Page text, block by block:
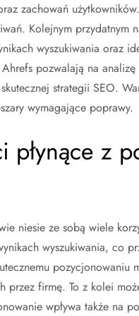
zachowań
Kolejnym przydatnym
wyszukiwania oraz
pozwalają na
strategii SEO.
wymagające poprawy.
płynące z
niesie ze sobą wiele
wyszukiwania, co
przez firmę. To z kolei
wpływa także na